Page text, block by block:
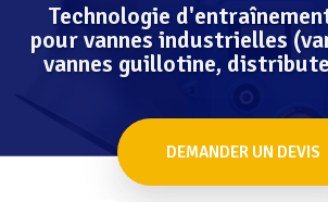
Technologie
pour vannes industrielles
vannes guillotine,
DEMANDER UN DEVIS